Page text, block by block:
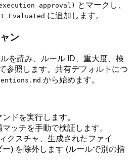
approval) とマークし、
Evaluated に追加します。
ン
を読み、ルール ID、重大度、検
参照します。共有デフォルトにつ
から始めます。
ドを実行します。
ッチを手動で検証します。
クスチャ、生成されたファイ
) を除外します (ルールで別の指